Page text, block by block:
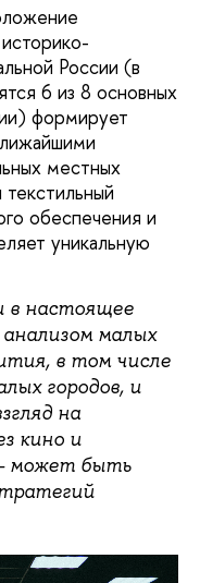
России (в
6 из 8 основных
формирует
местных
обеспечения и
уникальную
в настоящее
малых
в том числе
городов, и
на
кино и
может быть